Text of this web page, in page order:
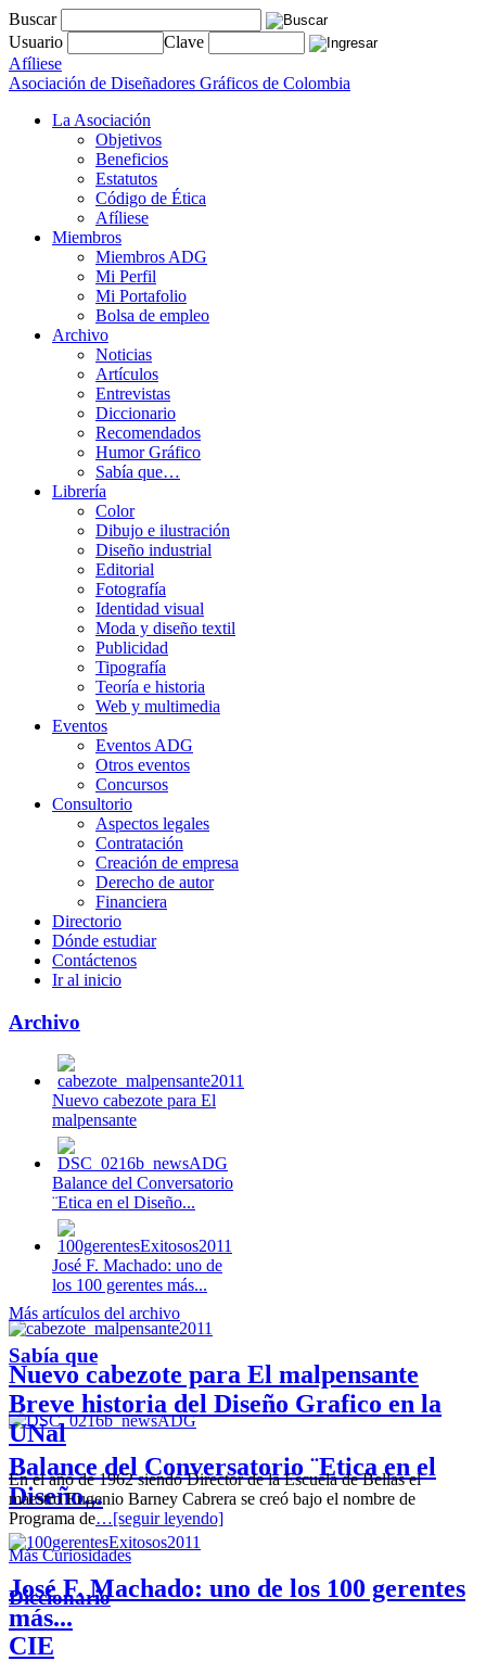
Buscar
Usuario
Clave
Afíliese
Asociación de Diseñadores Gráficos de Colombia
La Asociación
Objetivos
Beneficios
Estatutos
Código de Ética
Afíliese
Miembros
Miembros ADG
Mi Perfil
Mi Portafolio
Bolsa de empleo
Archivo
Noticias
Artículos
Entrevistas
Diccionario
Recomendados
Humor Gráfico
Sabía que…
Librería
Color
Dibujo e ilustración
Diseño industrial
Editorial
Fotografía
Identidad visual
Moda y diseño textil
Publicidad
Tipografía
Teoría e historia
Web y multimedia
Eventos
Eventos ADG
Otros eventos
Concursos
Consultorio
Aspectos legales
Contratación
Creación de empresa
Derecho de autor
Financiera
Directorio
Dónde estudiar
Contáctenos
Ir al inicio
Archivo
Nuevo cabezote para El
malpensante
Balance del Conversatorio
¨Etica en el Diseño...
José F. Machado: uno de
los 100 gerentes más...
Nuevo cabezote para El malpensante
Balance del Conversatorio ¨Etica en el
Diseño...
José F. Machado: uno de los 100 gerentes
más...
Más artículos del archivo
Sabía que
Breve historia del Diseño Grafico en la
UNal
En el año de 1962 siendo Director de la Escuela de Bellas el
maestro Eugenio Barney Cabrera se creó bajo el nombre de
Programa de…[seguir leyendo]
Más Curiosidades
Diccionario
CIE